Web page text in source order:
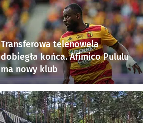
Transferowa telenowela
dobiegła końca. Afimico Pululu
ma nowy klub